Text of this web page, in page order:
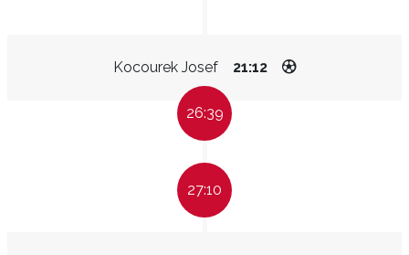
Kocourek Josef 21:12
26:39
27:10